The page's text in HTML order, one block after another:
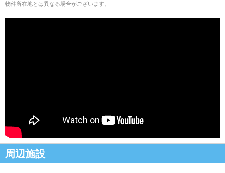
物件所在地とは異なる場合がございます。
周辺施設